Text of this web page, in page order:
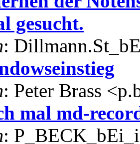
gesucht.
:
: Peter Brass
mal md-
: